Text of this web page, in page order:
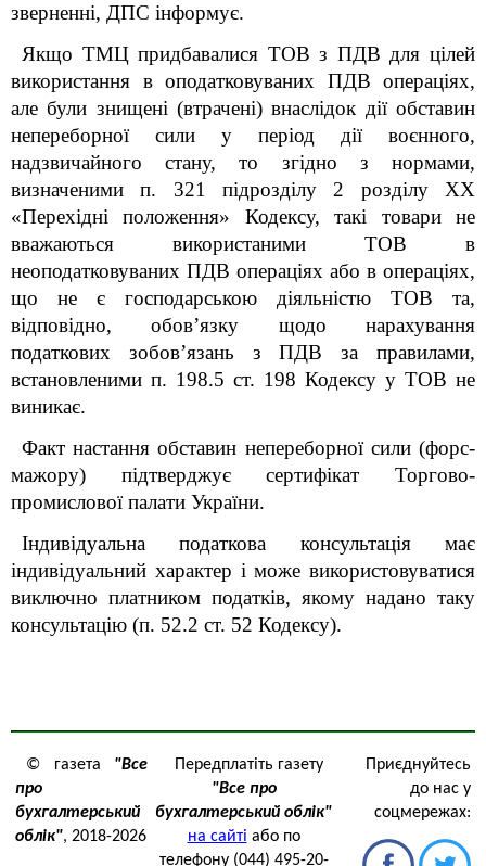
зверненні, ДПС інформує.
Якщо ТМЦ придбавалися ТОВ з ПДВ для цілей
використання в оподатковуваних ПДВ операціях,
але були знищені (втрачені) внаслідок дії обставин
непереборної сили у період дії воєнного,
надзвичайного стану, то згідно з нормами,
визначеними п. 321
підрозділу 2 розділу XX
«Перехідні положення» Кодексу, такі товари не
вважаються використаними ТОВ в
неоподатковуваних ПДВ операціях або в операціях,
що не є господарською діяльністю ТОВ та,
відповідно, обов’язку щодо нарахування
податкових зобов’язань з ПДВ за правилами,
встановленими п. 198.5 ст. 198 Кодексу у ТОВ не
виникає.
Факт настання обставин непереборної сили (форс-
мажору) підтверджує сертифікат Торгово-
промислової палати України.
Індивідуальна податкова консультація має
індивідуальний характер і може використовуватися
виключно платником податків, якому надано таку
консультацію (п. 52.2 ст. 52 Кодексу).
© газета "Все
про
бухгалтерський
облік", 2018-2026
Передплатіть газету
"Все про
бухгалтерський облік"
на сайті або по
телефону (044) 495-20-
Приєднуйтесь
до нас у
соцмережах: